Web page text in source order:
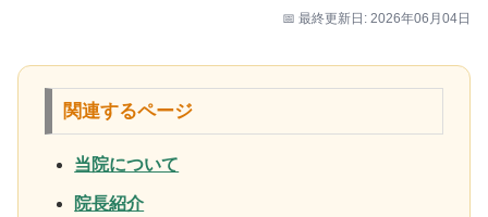
📅 最終更新日: 2026年06月04日
関連するページ
当院について
院長紹介